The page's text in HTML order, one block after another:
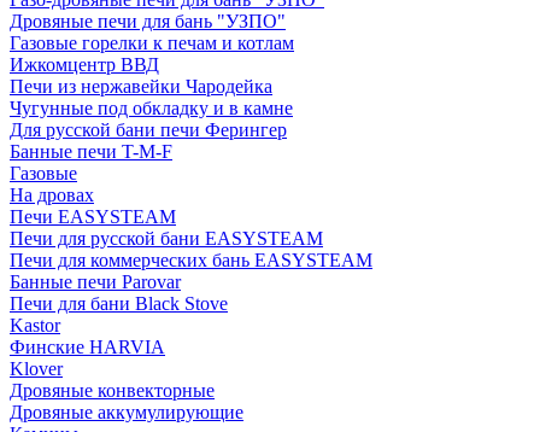
Дровяные печи для бань "УЗПО"
Газовые горелки к печам и котлам
Ижкомцентр ВВД
Печи из нержавейки Чародейка
Чугунные под обкладку и в камне
Для русской бани печи Ферингер
Банные печи T-M-F
Газовые
На дровах
Печи EASYSTEAM
Печи для русской бани EASYSTEAM
Печи для коммерческих бань EASYSTEAM
Банные печи Parovar
Печи для бани Black Stove
Kastor
Финские HARVIA
Klover
Дровяные конвекторные
Дровяные аккумулирующие